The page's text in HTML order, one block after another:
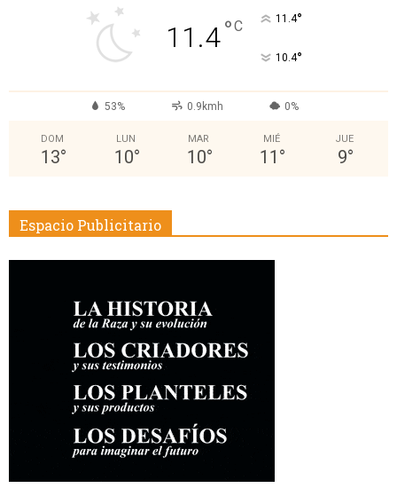
11.4°C 11.4°
10.4°
53% 0.9kmh 0%
DOM
13°
LUN
10°
MAR
10°
MIÉ
11 °
JUE
9°
Espacio Publicitario